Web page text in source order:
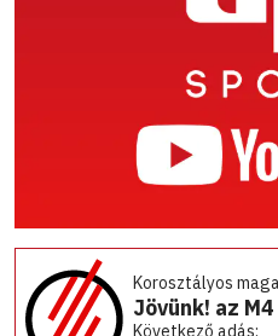
Korosztályos
Jövünk! az
Következő adás: